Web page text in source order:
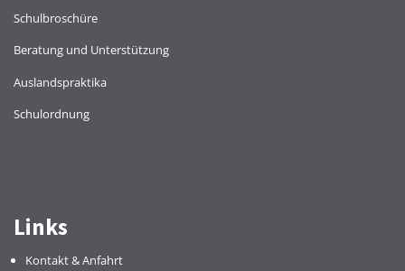
Schulbroschüre
Beratung und Unterstützung
Auslandspraktika
Schulordnung
Links
Kontakt & Anfahrt